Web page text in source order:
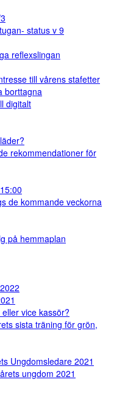
status v 9
reflexslingan
till vårens stafetter
borttagna
digitalt
rekommendationer för
de kommande veckorna
på hemmaplan
vice kassör?
sista träning för grön,
Ungdomsledare 2021
ungdom 2021